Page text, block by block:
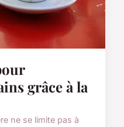
grâce à la
ne se limite pas à